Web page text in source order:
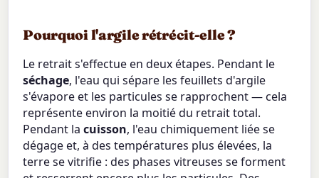
Pourquoi l'argile rétrécit-elle ?
Le retrait s'effectue en deux étapes. Pendant le
séchage, l'eau qui sépare les feuillets d'argile
s'évapore et les particules se rapprochent — cela
représente environ la moitié du retrait total.
Pendant lacuisson, l'eau chimiquement liée se
dégage et, à des températures plus élevées, la
terre se vitrifie : des phases vitreuses se forment